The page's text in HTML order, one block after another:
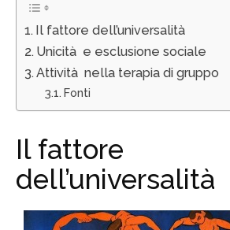
Il fattore dell’universalità
Unicità e esclusione sociale
Attività nella terapia di gruppo
Fonti
Il fattore
dell’universalità